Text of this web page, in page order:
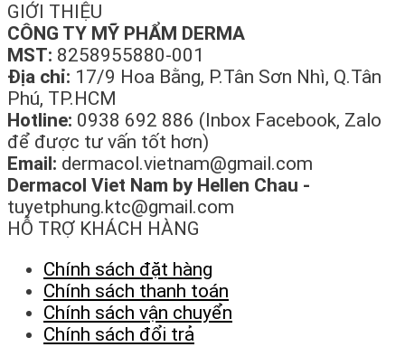
GIỚI THIỆU
CÔNG TY MỸ PHẨM DERMA
MST: 8258955880-001
Địa chỉ: 17/9 Hoa Bằng, P.Tân Sơn Nhì, Q.Tân
Phú, TP.HCM
Hotline: 0938 692 886 (Inbox Facebook, Zalo
để được tư vấn tốt hơn)
Email: dermacol.vietnam@gmail.com
Dermacol Viet Nam by Hellen Chau -
tuyetphung.ktc@gmail.com
HỖ TRỢ KHÁCH HÀNG
Chính sách đặt hàng
Chính sách thanh toán
Chính sách vận chuyển
Chính sách đổi trả